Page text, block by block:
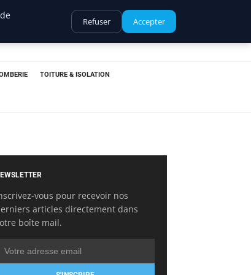
TOITURE & ISOLATION
vous pour recevoir nos
articles directement dans
boîte mail.
Refuser Accepter